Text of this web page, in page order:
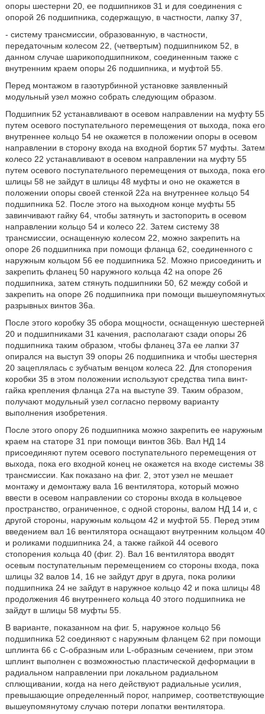
опоры шестерни 20, ее подшипников 31 и для соединения с
опорой 26 подшипника, содержащую, в частности, лапку 37,
- систему трансмиссии, образованную, в частности,
передаточным колесом 22, (четвертым) подшипником 52, в
данном случае шарикоподшипником, соединенным также с
внутренним краем опоры 26 подшипника, и муфтой 55.
Перед монтажом в газотурбинной установке заявленный
модульный узел можно собрать следующим образом.
Подшипник 52 устанавливают в осевом направлении на муфту 55
путем осевого поступательного перемещения от выхода, пока его
внутреннее кольцо 54 не окажется в положении опоры в осевом
направлении в сторону входа на входной бортик 57 муфты. Затем
колесо 22 устанавливают в осевом направлении на муфту 55
путем осевого поступательного перемещения от выхода, пока его
шлицы 58 не зайдут в шлицы 48 муфты и оно не окажется в
положении опоры своей стенкой 22а на внутреннее кольцо 54
подшипника 52. После этого на выходном конце муфты 55
завинчивают гайку 64, чтобы затянуть и застопорить в осевом
направлении кольцо 54 и колесо 22. Затем систему 38
трансмиссии, оснащенную колесом 22, можно закрепить на
опоре 26 подшипника при помощи фланца 62, соединенного с
наружным кольцом 56 ее подшипника 52. Можно присоединить и
закрепить фланец 50 наружного кольца 42 на опоре 26
подшипника, затем стянуть подшипники 50, 62 между собой и
закрепить на опоре 26 подшипника при помощи вышеупомянутых
разрывных винтов 36а.
После этого коробку 35 обора мощности, оснащенную шестерней
20 и подшипниками 31 качения, располагают сзади опоры 26
подшипника таким образом, чтобы фланец 37а ее лапки 37
опирался на выступ 39 опоры 26 подшипника и чтобы шестерня
20 зацеплялась с зубчатым венцом колеса 22. Для стопорения
коробки 35 в этом положении используют средства типа винт-
гайка крепления фланца 27а на выступе 39. Таким образом,
получают модульный узел согласно первому варианту
выполнения изобретения.
После этого опору 26 подшипника можно закрепить ее наружным
краем на статоре 31 при помощи винтов 36b. Вал НД 14
присоединяют путем осевого поступательного перемещения от
выхода, пока его входной конец не окажется на входе системы 38
трансмиссии. Как показано на фиг. 2, этот узел не мешает
монтажу и демонтажу вала 16 вентилятора, который можно
ввести в осевом направлении со стороны входа в кольцевое
пространство, ограниченное, с одной стороны, валом НД 14 и, с
другой стороны, наружным кольцом 42 и муфтой 55. Перед этим
введением вал 16 вентилятора оснащают внутренним кольцом 40
и роликами подшипника 24, а также гайкой 44 осевого
стопорения кольца 40 (фиг. 2). Вал 16 вентилятора вводят
осевым поступательным перемещением со стороны входа, пока
шлицы 32 валов 14, 16 не зайдут друг в друга, пока ролики
подшипника 24 не зайдут в наружное кольцо 42 и пока шлицы 48
продолжения 46 внутреннего кольца 40 этого подшипника не
зайдут в шлицы 58 муфты 55.
В варианте, показанном на фиг. 5, наружное кольцо 56
подшипника 52 соединяют с наружным фланцем 62 при помощи
шплинта 66 с С-образным или L-образным сечением, при этом
шплинт выполнен с возможностью пластической деформации в
радиальном направлении при локальном радиальном
сплющивании, когда на него действуют радиальные усилия,
превышающие определенный порог, например, соответствующие
вышеупомянутому случаю потери лопатки вентилятора.